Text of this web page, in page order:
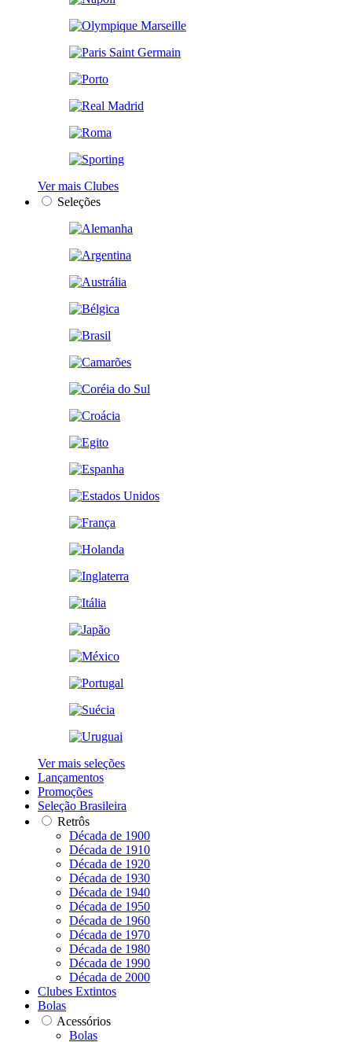
Ver mais Clubes
Seleções
Ver mais seleções
Lançamentos
Promoções
Seleção Brasileira
Retrôs
Década de 1900
Década de 1910
Década de 1920
Década de 1930
Década de 1940
Década de 1950
Década de 1960
Década de 1970
Década de 1980
Década de 1990
Década de 2000
Clubes Extintos
Bolas
Acessórios
Bolas